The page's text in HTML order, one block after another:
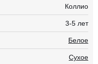
Коллио
3-5 лет
Белое
Сухое